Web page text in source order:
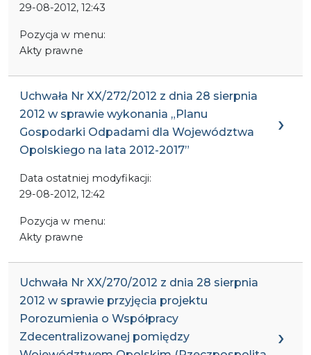
29-08-2012, 12:43
Pozycja w menu:
Akty prawne
Uchwała Nr XX/272/2012 z dnia 28 sierpnia
2012 w sprawie wykonania „Planu
Gospodarki Odpadami dla Województwa
Opolskiego na lata 2012-2017”
Data ostatniej modyfikacji:
29-08-2012, 12:42
Pozycja w menu:
Akty prawne
Uchwała Nr XX/270/2012 z dnia 28 sierpnia
2012 w sprawie przyjęcia projektu
Porozumienia o Współpracy
Zdecentralizowanej pomiędzy